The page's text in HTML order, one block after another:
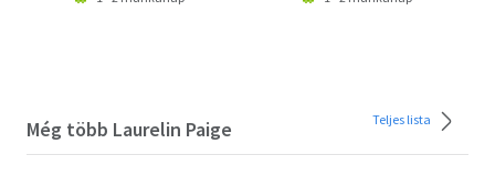
Még több Laurelin Paige Teljes lista